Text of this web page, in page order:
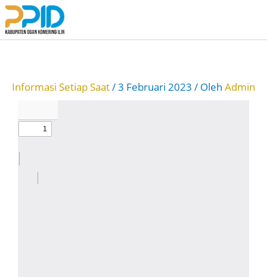
Lewati
ke
Informasi Setiap Saat/3 Februari 2023 / Oleh Admin